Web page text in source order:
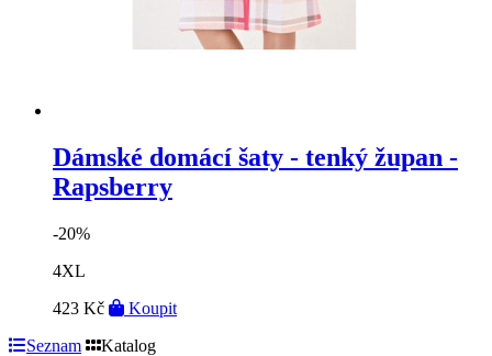
Dámské domácí šaty - tenký župan -
Rapsberry
-20%
4XL
423 Kč
Koupit
Seznam
Katalog